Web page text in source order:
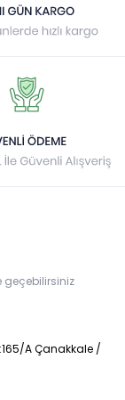
geçebilirsiniz
A Çanakkale /